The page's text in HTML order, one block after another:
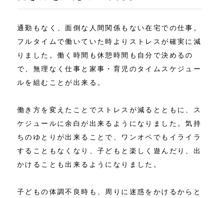
通勤もなく、面倒な人間関係もない在宅での仕事。
フルタイムで働いていた時よりストレスが確実に減
りました。働く時間も休憩時間も自分で決めるの
で、無理なく仕事と家事・育児のタイムスケジュー
ルを組むことが出来る。
働き方を変えたことでストレスが減るとともに、ス
ケジュールに余白が出来るようになりました。気持
ちのゆとりが出来ることで、ワンオペでもイライラ
することもなくなり、子どもと楽しく遊んだり、出
かけることも出来るようになりました。
子どもの体調不良時も、周りに迷惑をかけるからと